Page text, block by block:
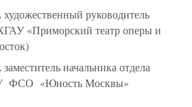
художественный руководитель
«Приморский театр оперы и
заместитель начальника отдела
ФСО «Юность Москвы»